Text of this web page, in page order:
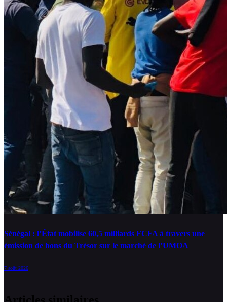
Sénégal : l’État mobilise 60,5 milliards FCFA à travers une
émission de bons du Trésor sur le marché de l’UMOA
7 août 2026